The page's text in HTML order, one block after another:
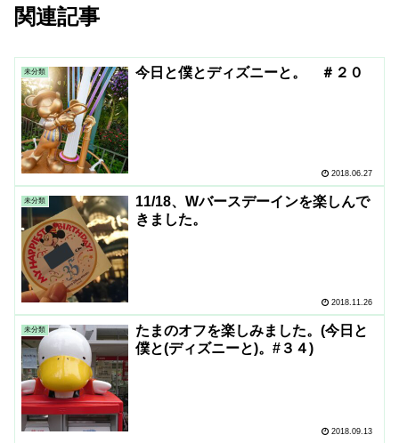
関連記事
未分類 今日と僕とディズニーと。 ＃２０
2018.06.27
未分類
11/18、Wバースデーインを楽しんで
きました。
2018.11.26
未分類
たまのオフを楽しみました。(今日と
僕と(ディズニーと)。#３４)
2018.09.13